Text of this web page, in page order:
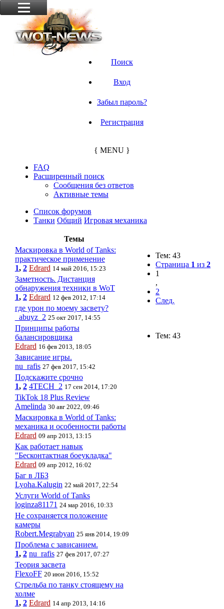
Поиск
Вход
Забыл пароль?
Регистрация
{ MENU }
FAQ
Расширенный поиск
Сообщения без ответов
Активные темы
Список форумов
Танки Общий Игровая механика
Тем: 43
Страница 1 из2
1
,
2
След.
Тем: 43
Темы
Маскировка в World of Tanks:
практическое применение
1, 2 Edrard 14 май 2016, 15:23
Заметность. Дистанция
обнаружения техники в WoT
1, 2 Edrard 12 фев 2012, 17:14
где урон по моему засвету?
_abuyz_2 25 окт 2017, 14:55
Принципы работы
балансировщика
Edrard 16 фев 2013, 18:05
Зависание игры.
nu_rafis 27 фев 2017, 15:42
Подскажите срочно
1, 2 4TECH_2 17 сен 2014, 17:20
TikTok 18 Plus Review
Amelinda 30 авг 2022, 09:46
Маскировка в World of Tanks:
механика и особенности работы
Edrard 09 апр 2013, 13:15
Как работает навык
"Бесконтактная боеукладка"
Edrard 09 апр 2012, 16:02
Баг в ЛБЗ
Lyoha.Kalugin 22 май 2017, 22:54
Услуги World of Tanks
loginza81171 24 мар 2016, 10:33
Не сохраняется положение
камеры
Robert.Megrabyan 25 янв 2014, 19:09
Проблема с зависанием.
1, 2 nu_rafis 27 фев 2017, 07:27
Теория засвета
FlexoFF 20 июн 2016, 15:52
Стрельба по танку стоящему на
холме
1, 2 Edrard 14 апр 2013, 14:16